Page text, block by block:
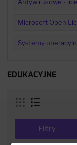
Antywirusowe -
Microsoft Open
Systemy
EDUKACYJNE
Filtry